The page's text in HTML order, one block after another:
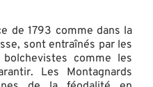
de 1793 comme dans la
sont entraînés par les
comme les
Les Montagnards